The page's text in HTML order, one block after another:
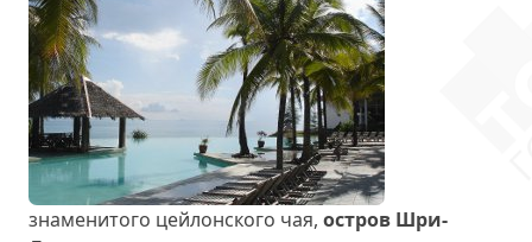
знаменитого цейлонского чая, остров Шри-